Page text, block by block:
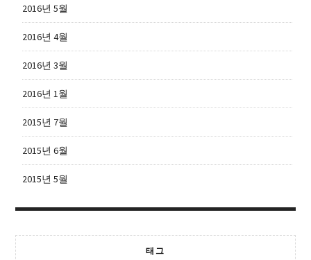
2016년 5월
2016년 4월
2016년 3월
2016년 1월
2015년 7월
2015년 6월
2015년 5월
태그